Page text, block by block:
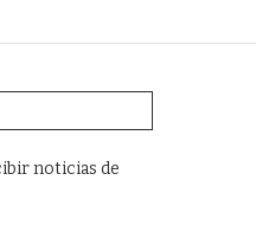
noticias de